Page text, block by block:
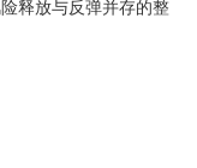
释放与反弹并存的整